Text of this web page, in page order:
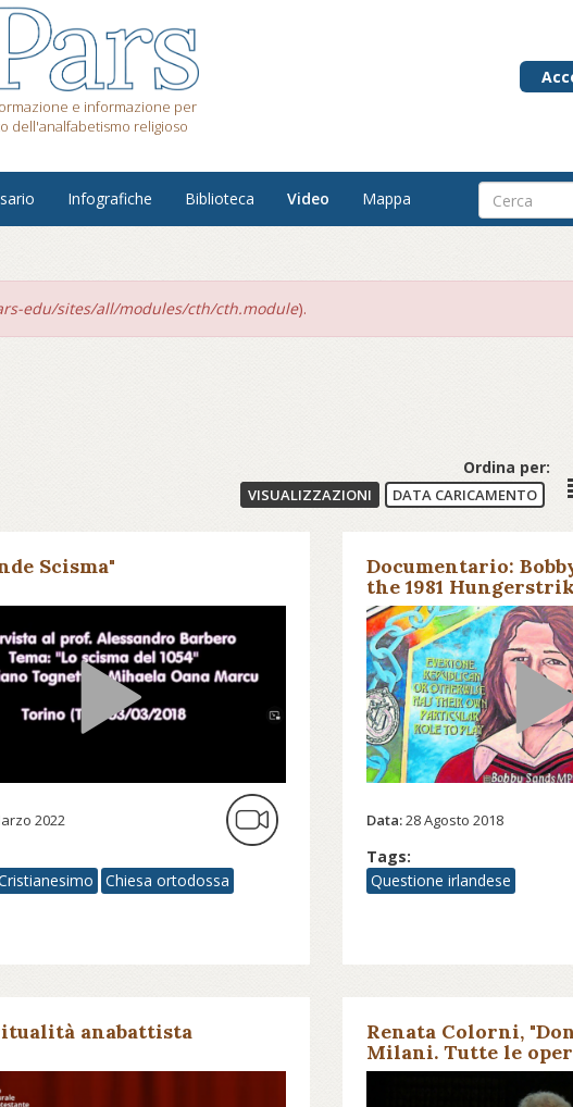
e informazione per
dell'analfabetismo religioso
Infografiche Biblioteca Video Mappa
edu/sites/all/modules/cth/cth.module).
Ordina per:
VISUALIZZAZIONI DATA CARICAMENTO
Scisma"
2022
Chiesa ortodossa
Documentario:
the 1981
Data:28 Agosto 2018
Tags:
Questione irlandese
anabattista
Renata Colorni,
Milani. Tutte le